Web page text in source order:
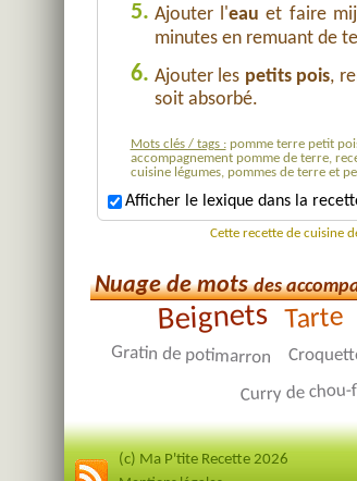
5. Ajouter l'eau et faire
minutes en remuant de
6. Ajouter les petits pois,
soit absorbé.
Mots clés / tags : pomme terre petit
accompagnement pomme de terre,
cuisine légumes, pommes de terre et
Afficher le lexique dans la
Cette recette de cuisine
Nuage de motsdes
Beignets Tarte
Gratin de potimarron
Curry de
(c) Ma P'tite Recette 2026